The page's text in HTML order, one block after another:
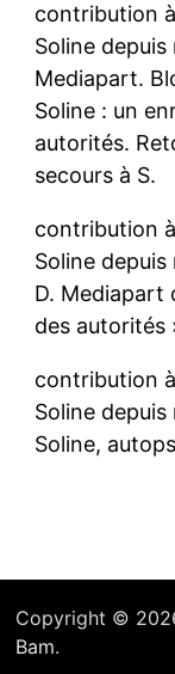
contribution
Soline depuis
Mediapart.
Soline : un
autorités.
secours à S.
contribution
Soline depuis
D. Mediapart
des autorités
contribution
Soline depuis
Soline,
Copyright ©
Bam.